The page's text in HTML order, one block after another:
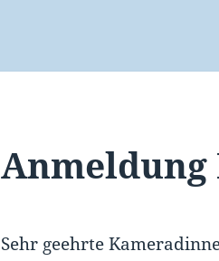
Sehr geehrte